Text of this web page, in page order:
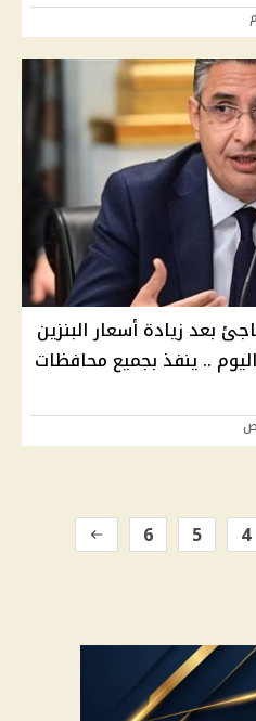
بعد زيادة أسعار البنزين
.. ينفذ بجميع محافظات
4
5
6